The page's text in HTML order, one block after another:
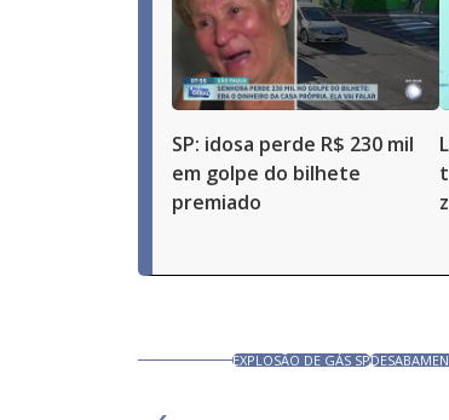
SP: idosa perde R$ 230 mil
em golpe do bilhete
premiado
EXPLOSÃO DE GÁS SP